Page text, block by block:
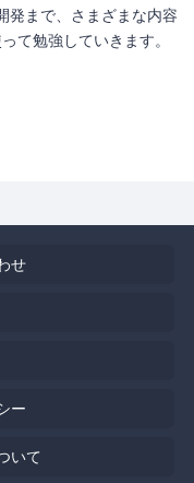
発まで、さまざまな内容
て勉強していきます。
せ
ー
いて